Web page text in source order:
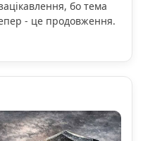
бо тема
- це продовження.